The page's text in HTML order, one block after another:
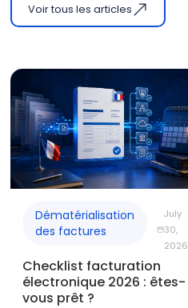
Voir tous les articles
Dématérialisation
des factures
July
30,
2026
Checklist facturation
électronique 2026 : êtes-
vous prêt ?